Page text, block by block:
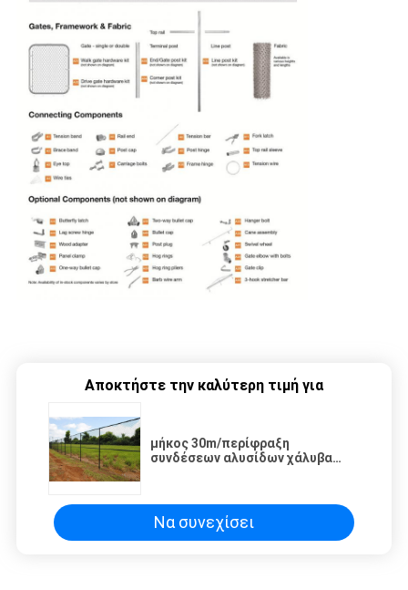
Αποκτήστε την καλύτερη τιμή για
μήκος 30m/περίφραξη
συνδέσεων αλυσίδων χάλυβα
Να συνεχίσει